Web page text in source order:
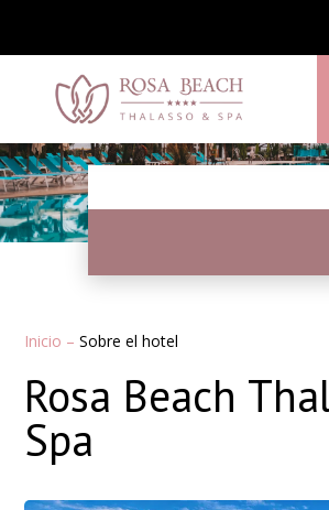
Inicio –Sobre el hotel
Rosa Beach
Spa